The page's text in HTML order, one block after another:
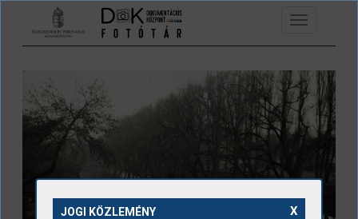
Ugrás a tartalomra
Toggle
navigation
X
JOGI KÖZLEMÉNY